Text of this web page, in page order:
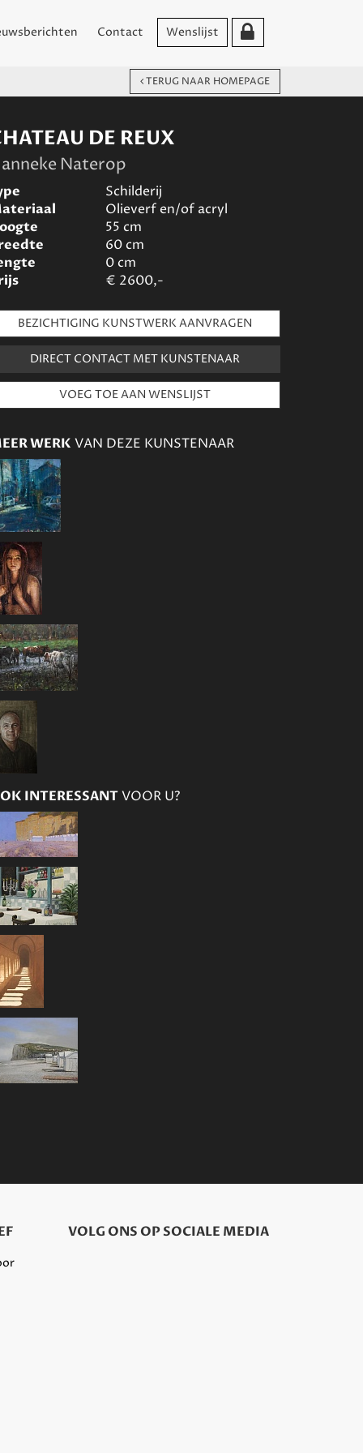
Contact Wenslijst
TERUG NAAR HOMEPAGE
DE REUX
Naterop
Schilderij
Olieverf en/of acryl
55 cm
60cm
0cm
€ 2600,-
BEZICHTIGING KUNSTWERK AANVRAGEN
DIRECT CONTACT MET KUNSTENAAR
WERK VAN DEZE KUNSTENAAR
INTERESSANTVOOR U?
VOLG ONS OP SOCIALE MEDIA